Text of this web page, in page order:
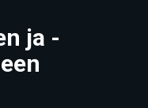
ja -